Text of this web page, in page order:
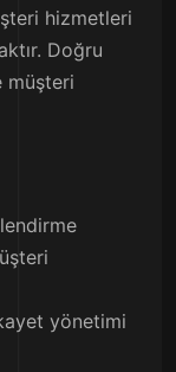
hizmetleri
Doğru
müşteri
yönetimi